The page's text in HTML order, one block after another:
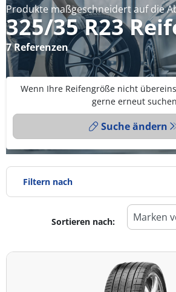
Produkte maßgeschneidert auf die
325/35 R23
7 Referenzen
Wenn Ihre Reifengröße nicht
gerne erneut
Suche ändern
Filtern nach
Reifentyp
Alle Arten (7)
Sortieren nach: